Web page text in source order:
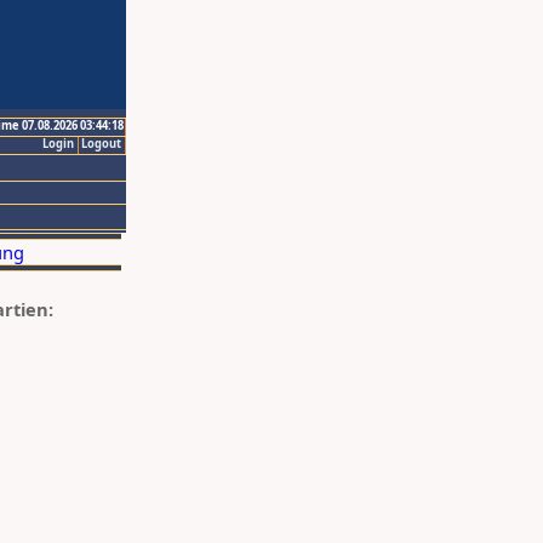
07.08.2026 03:44:18
Logout
Login